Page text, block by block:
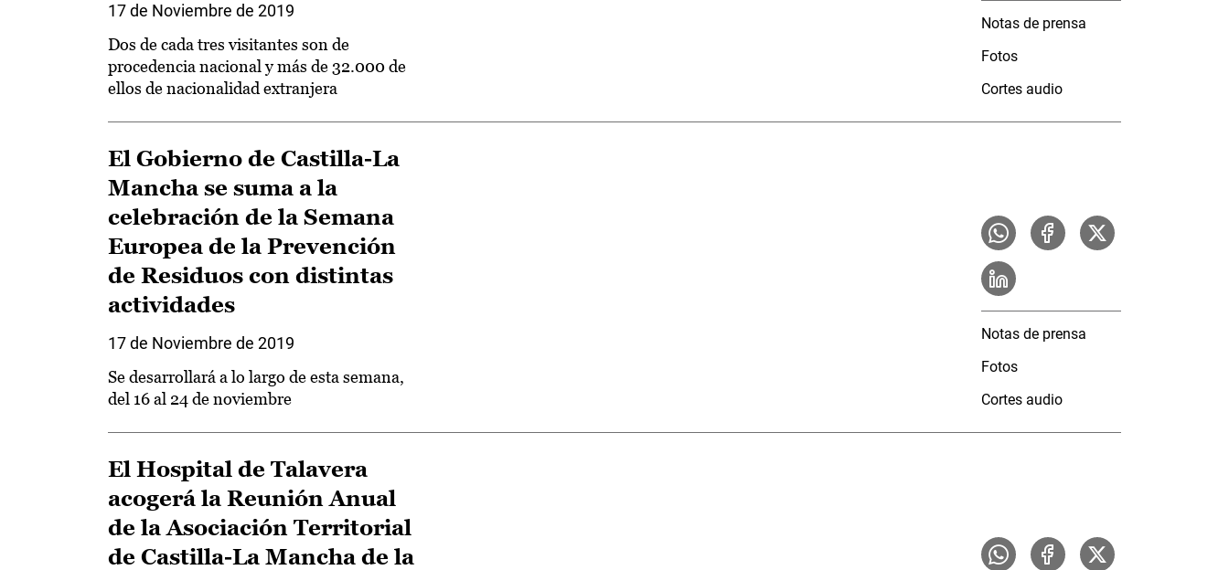
17 de Noviembre de 2019
Dos de cada tres visitantes son de
procedencia nacional y más de 32.000 de
ellos de nacionalidad extranjera
Notas de prensa
Fotos
Cortes audio
El Gobierno de Castilla-La
Mancha se suma a la
celebración de la Semana
Europea de la Prevención
de Residuos con distintas
actividades
17 de Noviembre de 2019
Se desarrollará a lo largo de esta semana,
del 16 al 24 de noviembre
Notas de prensa
Fotos
Cortes audio
El Hospital de Talavera
acogerá la Reunión Anual
de la Asociación Territorial
de Castilla-La Mancha de la